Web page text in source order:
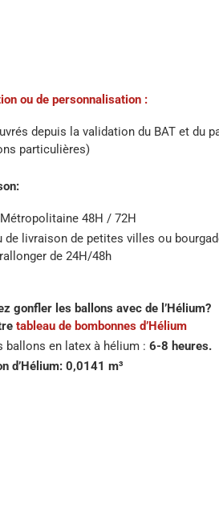
ou de personnalisation :
depuis la validation du BAT et du
particulières)
48H / 72H
de livraison de petites villes ou
de 24H/48h
gonfler les ballons avec de l’Hélium?
tableau de bombonnes d’Hélium
ballons en latex à hélium : 6-8 heures.
d’Hélium: 0,0141 m³